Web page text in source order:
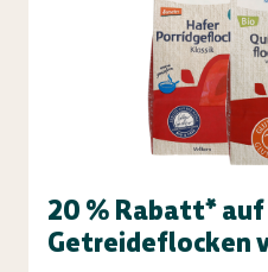
20 % Rabatt*
Getreideflocken